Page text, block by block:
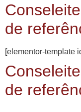
de
[elementor-template
de